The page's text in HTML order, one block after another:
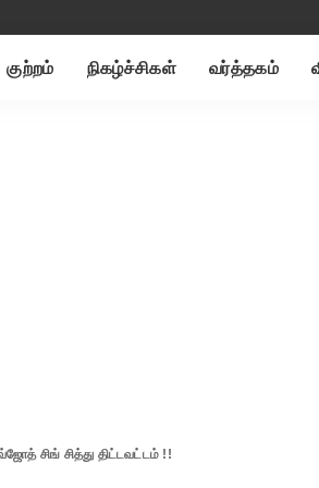
குற்றம் நிகழ்ச்சிகள் வர்த்தகம்
சிங் சித்து திட்டவட்டம் !!